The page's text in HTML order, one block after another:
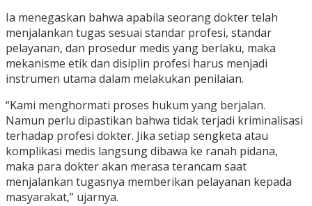
Ia menegaskan bahwa apabila seorang dokter telah
menjalankan tugas sesuai standar profesi, standar
pelayanan, dan prosedur medis yang berlaku, maka
mekanisme etik dan disiplin profesi harus menjadi
instrumen utama dalam melakukan penilaian.
“Kami menghormati proses hukum yang berjalan.
Namun perlu dipastikan bahwa tidak terjadi kriminalisasi
terhadap profesi dokter. Jika setiap sengketa atau
komplikasi medis langsung dibawa ke ranah pidana,
maka para dokter akan merasa terancam saat
menjalankan tugasnya memberikan pelayanan kepada
masyarakat,” ujarnya.